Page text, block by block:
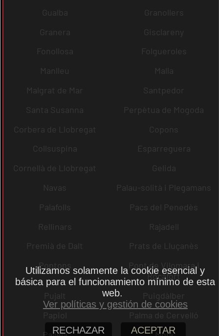
Gualba
Granollers
Granera
Gisclareny
Fonollosa
Folgueroles
Manlleu
Malla
Malgrat de Mar
Santpedor
Santa Susanna
Perpètua de Mogoda
Corbera de Llobregat
Copons
Collsuspina
Esparreguera
Cornellà de Llobregat
Gelida
Navas
Palau-solità i Plegamans
Palafolls
Pacs del Penedès
Rellinars
Rajadell
Premià de Dalt
Prats de Lluçanès
Pontons
Pont de Vilomara i
Rocafort
Pujalt
Puigdàlber
Papiol
Palma de Cervelló
Utilizamos solamente la cookie esencial y
básica para el funcionamiento mínimo de esta
web.
Ver políticas y gestión de cookies
RECHAZAR ACEPTAR